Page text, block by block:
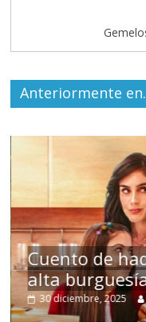
Anteriormente
Cuento de
alta
30 diciembre, 2025